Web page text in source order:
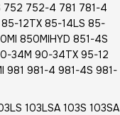
752 752-4 781 781-4
12TX 85-14LS 85-
850MIHYD 851-4S
34M 90-34TX 95-12
981 981-4 981-4S 981-
103LSA 103S 103SA